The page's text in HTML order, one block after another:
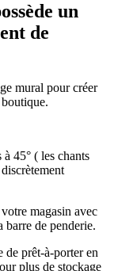
un
de
mural pour créer
45° ( les chants
magasin avec
barre de penderie.
de prêt-à-porter en
plus de stockage